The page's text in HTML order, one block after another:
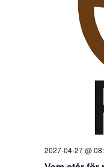
2027-04-27 @